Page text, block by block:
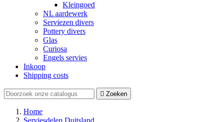
Kleingoed
NL aardewerk
Serviezen divers
Pottery divers
Glas
Curiosa
Engels servies
Inkoop
Shipping costs
 Zoeken
Home
Serviesdelen Duitsland